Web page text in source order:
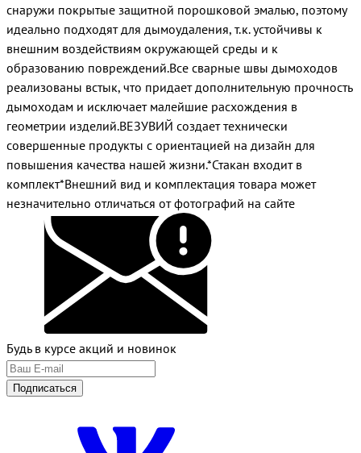
снаружи покрытые защитной порошковой эмалью, поэтому
идеально подходят для дымоудаления, т.к. устойчивы к
внешним воздействиям окружающей среды и к
образованию повреждений.Все сварные швы дымоходов
реализованы встык, что придает дополнительную прочность
дымоходам и исключает малейшие расхождения в
геометрии изделий.ВЕЗУВИЙ создает технически
совершенные продукты с ориентацией на дизайн для
повышения качества нашей жизни.*Стакан входит в
комплект*Внешний вид и комплектация товара может
незначительно отличаться от фотографий на сайте
Будь в курсе акций и новинок
Подписаться